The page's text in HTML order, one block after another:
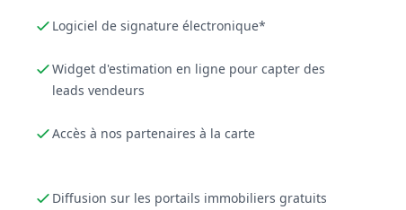
Logiciel de signature électronique*
Widget d'estimation en ligne pour capter des
leads vendeurs
Accès à nos partenaires à la carte
Diffusion sur les portails immobiliers gratuits